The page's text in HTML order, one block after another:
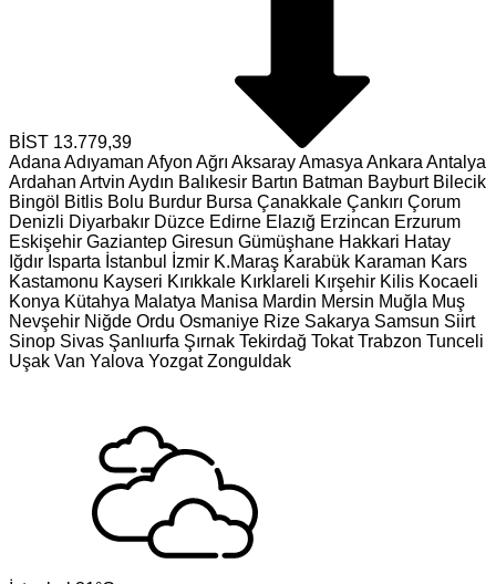
BİST 13.779,39
Adana Adıyaman Afyon Ağrı AksarayAmasya Ankara Antalya
Ardahan Artvin Aydın Balıkesir Bartın Batman Bayburt Bilecik
Bingöl Bitlis Bolu Burdur Bursa Çanakkale Çankırı Çorum
Denizli Diyarbakır Düzce Edirne Elazığ Erzincan Erzurum
Eskişehir Gaziantep Giresun Gümüşhane Hakkari Hatay
Iğdır Isparta İstanbul İzmir K.Maraş Karabük Karaman Kars
Kastamonu Kayseri Kırıkkale Kırklareli Kırşehir Kilis Kocaeli
Konya Kütahya Malatya Manisa Mardin Mersin Muğla Muş
Nevşehir Niğde Ordu Osmaniye Rize Sakarya Samsun Siirt
Sinop Sivas Şanlıurfa Şırnak Tekirdağ Tokat Trabzon Tunceli
Uşak Van Yalova Yozgat Zonguldak